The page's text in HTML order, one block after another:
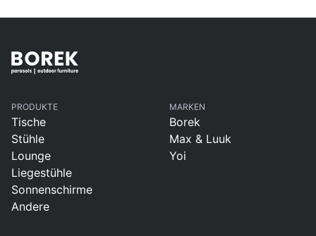
PRODUKTE
Tische
Stühle
Lounge
Liegestühle
Sonnenschirme
Andere
MARKEN
Borek
Max & Luuk
Yoi